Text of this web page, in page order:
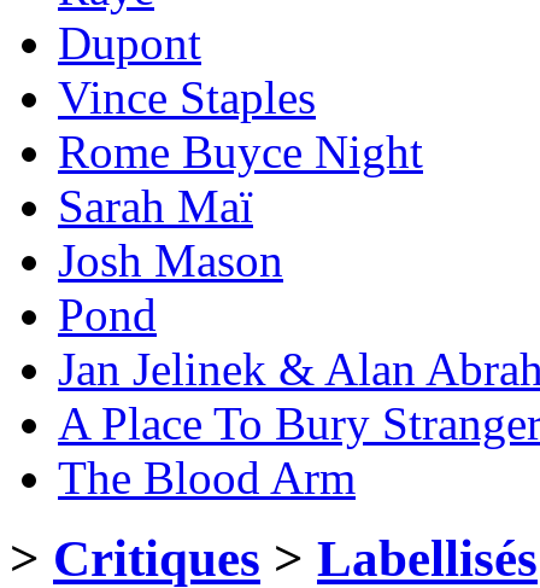
Dupont
Vince Staples
Rome Buyce Night
Sarah Maï
Josh Mason
Pond
Jan Jelinek & Alan
A Place To Bury
The Blood Arm
> Critiques > Labellisés